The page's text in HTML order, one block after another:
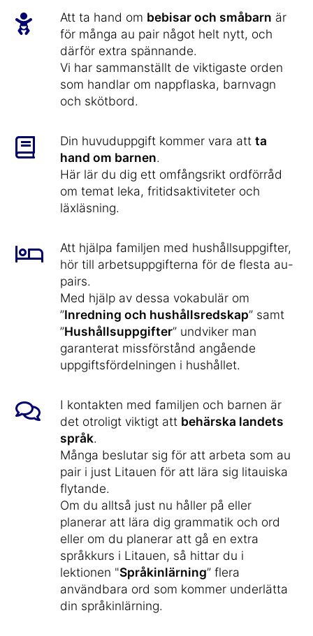
Att ta hand om bebisar och småbarn är
för många au pair något helt nytt, och
därför extra spännande.
Vi har sammanställt de viktigaste orden
som handlar om nappflaska, barnvagn
och skötbord.
Din huvuduppgift kommer vara att ta
hand om barnen.
Här lär du dig ett omfångsrikt ordförråd
om temat leka, fritidsaktiviteter och
läxläsning.
Att hjälpa familjen med hushållsuppgifter,
hör till arbetsuppgifterna för de flesta au-
pairs.
Med hjälp av dessa vokabulär om
”Inredning och hushållsredskap” samt
”Hushållsuppgifter” undviker man
garanterat missförstånd angående
uppgiftsfördelningen i hushållet.
I kontakten med familjen och barnen är
det otroligt viktigt att behärska landets
språk.
Många beslutar sig för att arbeta som au
pair i just Litauen för att lära sig litauiska
flytande.
Om du alltså just nu håller på eller
planerar att lära dig grammatik och ord
eller om du planerar att gå en extra
språkkurs i Litauen, så hittar du i
lektionen "Språkinlärning” flera
användbara ord som kommer underlätta
din språkinlärning.